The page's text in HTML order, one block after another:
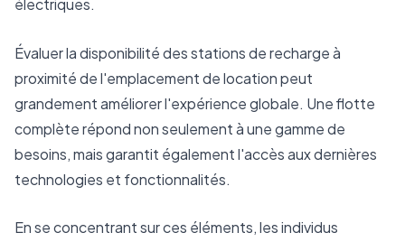
électriques.
Évaluer la disponibilité des stations de recharge à
proximité de l'emplacement de location peut
grandement améliorer l'expérience globale. Une flotte
complète répond non seulement à une gamme de
besoins, mais garantit également l'accès aux dernières
technologies et fonctionnalités.
En se concentrant sur ces éléments, les individus